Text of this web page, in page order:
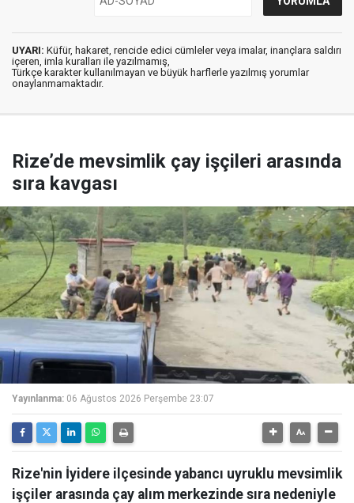
UYARI: Küfür, hakaret, rencide edici cümleler veya imalar, inançlara saldırı
içeren, imla kuralları ile yazılmamış,
Türkçe karakter kullanılmayan ve büyük harflerle yazılmış yorumlar
onaylanmamaktadır.
Rize’de mevsimlik çay işçileri arasında
sıra kavgası
Yayınlanma: 06 Ağustos 2026 Perşembe 23:07
Rize'nin İyidere ilçesinde yabancı uyruklu mevsimlik
işçiler arasında çay alım merkezinde sıra nedeniyle